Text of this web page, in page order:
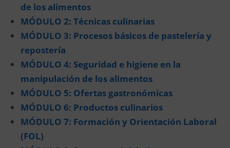
de los alimentos
MÓDULO 2: Técnicas culinarias
MÓDULO 3: Procesos básicos de pastelería y
repostería
MÓDULO 4: Seguridad e higiene en la
manipulación de los alimentos
MÓDULO 5: Ofertas gastronómicas
MÓDULO 6: Productos culinarios
MÓDULO 7: Formación y Orientación Laboral
(FOL)